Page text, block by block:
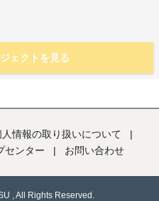
ェクトを見る
人情報の取り扱いについて
|
センター | お問い合わせ
, All Rights Reserved.